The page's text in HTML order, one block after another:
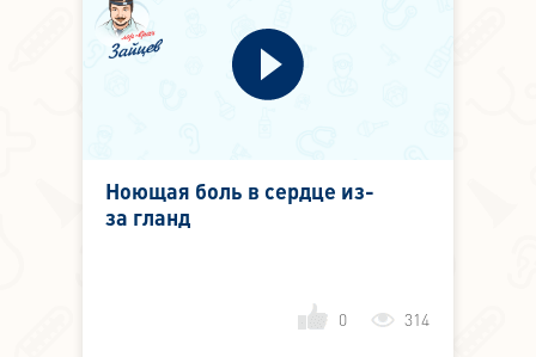
Ноющая боль в сердце из-
за гланд
0 314